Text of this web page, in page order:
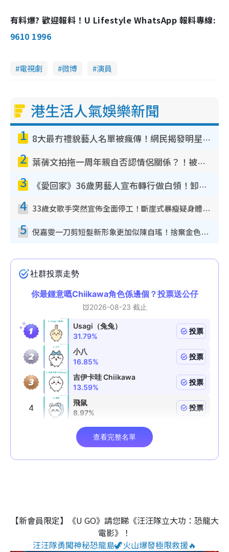
有料爆? 歡迎報料！U Lifestyle WhatsApp 報料專線:
9610 1996
電視劇 微博 演員
港生活人氣娛樂新聞
1 8大最冇禮貌藝人名單被瘋傳！網民揭發明星真面目 一致數臭呢位係無品天花板？
2 葉蒨文拍拖一周年親自否認情侶關係？！被質疑感情造假竟稱GM「普通同事」
3 《愛回家》36歲男藝人宣布轉行做白領！卸下藝人身份回歸素人平淡生活
4 33歲女歌手突然宣佈全面停工！斷崖式暴瘦疑身體亮紅燈！聲明曝︰將暫時淡出
5 倪嘉雯一刀剪短髮新形象更加似陳自瑤！捨棄金色長髮造型氣質大變超驚喜
【新會員限定】《U GO》請您睇《汪汪隊立大功：恐龍大
電影》！
汪汪隊勇闖神秘恐龍島🦖火山爆發極限救援🔥